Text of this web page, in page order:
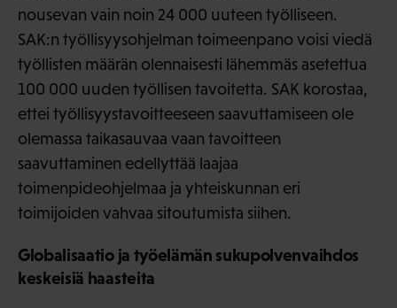
nousevan vain noin 24 000 uuteen työlliseen.
SAK:n työllisyysohjelman toimeenpano voisi viedä
työllisten määrän olennaisesti lähemmäs asetettua
100 000 uuden työllisen tavoitetta. SAK korostaa,
ettei työllisyystavoitteeseen saavuttamiseen ole
olemassa taikasauvaa vaan tavoitteen
saavuttaminen edellyttää laajaa
toimenpideohjelmaa ja yhteiskunnan eri
toimijoiden vahvaa sitoutumista siihen.
Globalisaatio ja työelämän sukupolvenvaihdos
keskeisiä haasteita